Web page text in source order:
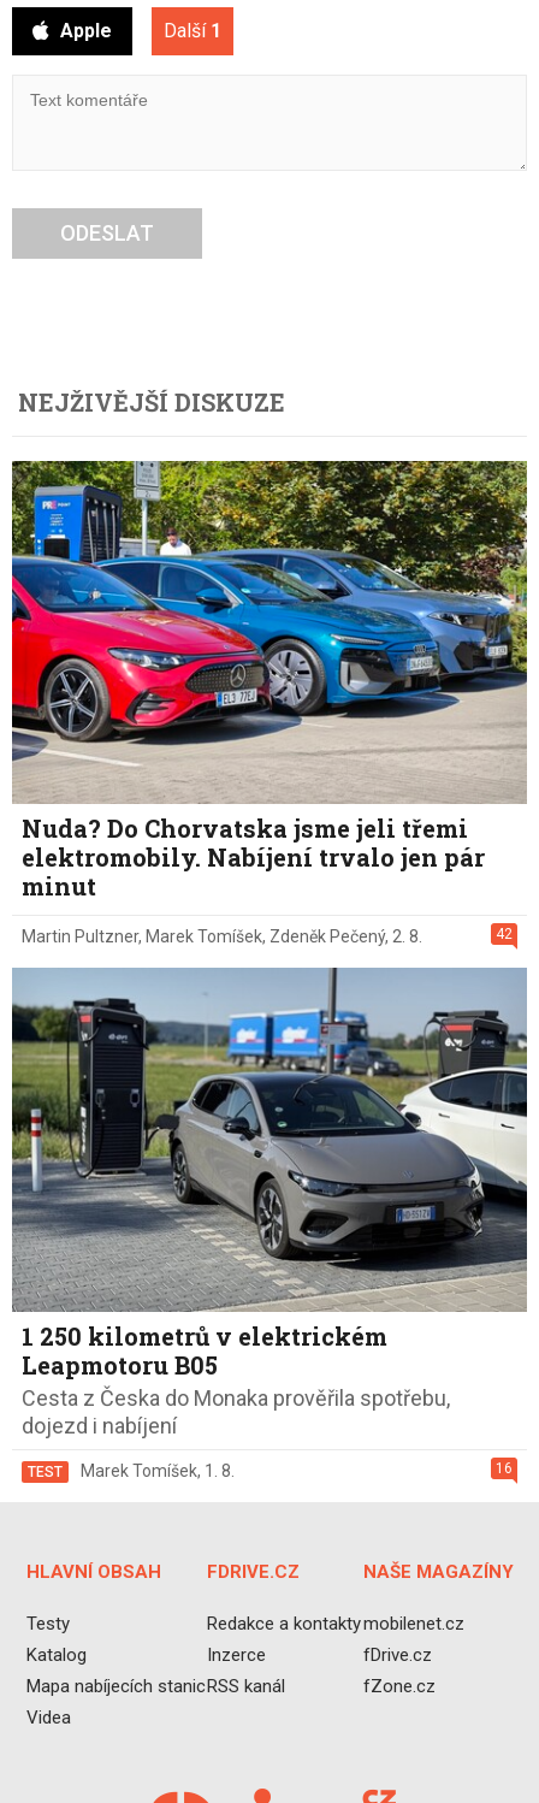
Apple Další 1
ODESLAT
NEJŽIVĚJŠÍ DISKUZE
Nuda? Do Chorvatska jsme jeli třemi
elektromobily. Nabíjení trvalo jen pár
minut
42
Martin Pultzner, Marek Tomíšek, Zdeněk Pečený, 2. 8.
1 250 kilometrů v elektrickém
Leapmotoru B05
Cesta z Česka do Monaka prověřila spotřebu,
dojezd i nabíjení
16
TEST Marek Tomíšek, 1. 8.
HLAVNÍ OBSAH
Testy
Katalog
Mapa nabíjecích stanic
Videa
FDRIVE.CZ
Redakce a kontakty
Inzerce
RSS kanál
NAŠE MAGAZÍNY
mobilenet.cz
fDrive.cz
fZone.cz